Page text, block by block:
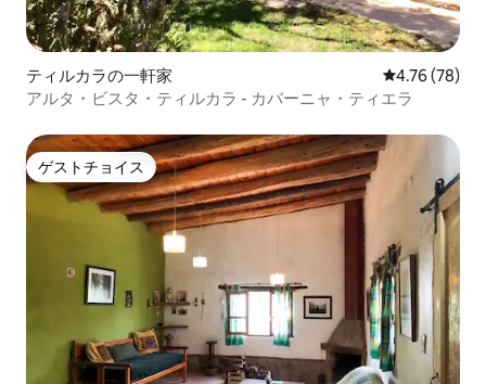
ティルカラの一軒家 レビュー78
4.76 (78)
アルタ・ビスタ・ティルカラ - カバーニャ・ティエラ
ゲストチョイス
ゲストチョイス